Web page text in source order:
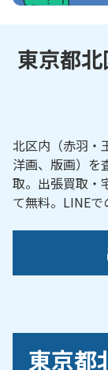
東京都
北区内（赤羽・
洋画、版画）を
取。出張買取・
て無料。LINEで
野川／田端
東京都